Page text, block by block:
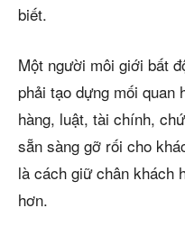
biết.
Một người môi giới bất
phải tạo dựng mối
hàng, luật, tài chính,
sẵn sàng gỡ rối cho
là cách giữ chân khách
hơn.